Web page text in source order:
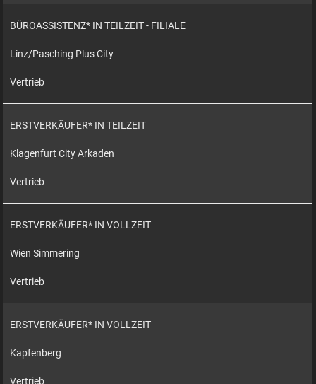
BÜROASSISTENZ* IN TEILZEIT - FILIALE
Linz/Pasching Plus City
Vertrieb
ERSTVERKÄUFER* IN TEILZEIT
Klagenfurt City Arkaden
Vertrieb
ERSTVERKÄUFER* IN VOLLZEIT
Wien Simmering
Vertrieb
ERSTVERKÄUFER* IN VOLLZEIT
Kapfenberg
Vertrieb